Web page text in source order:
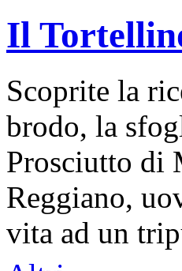
Il
Scoprite la
brodo, la
Prosciutto di
Reggiano,
vita ad un